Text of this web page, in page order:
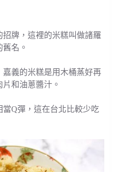
牌，這裡的米糕叫做諸羅
名。
義的米糕是用木桶蒸好再
和油蔥醬汁。
Q彈，這在台北比較少吃